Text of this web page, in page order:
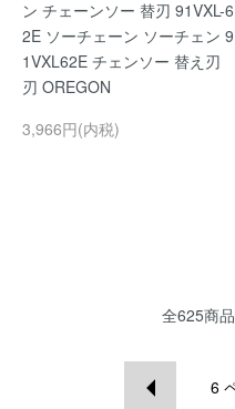
ン チェーンソー 替刃 91VXL-6
2E ソーチェーン ソーチェン 9
1VXL62E チェンソー 替え刃
刃 OREGON
3,966円(内税)
全625商
6